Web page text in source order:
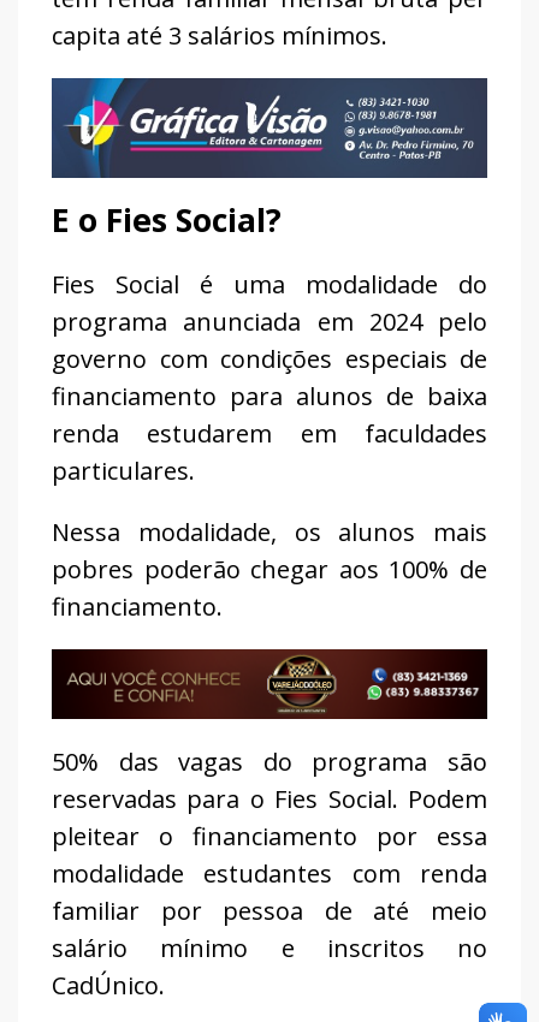
capita até 3 salários mínimos.
E o Fies Social?
Fies Social é uma modalidade do
programa anunciada em 2024 pelo
governo com condições especiais de
financiamento para alunos de baixa
renda estudarem em faculdades
particulares.
Nessa modalidade, os alunos mais
pobres poderão chegar aos 100% de
financiamento.
50% das vagas do programa são
reservadas para o Fies Social. Podem
pleitear o financiamento por essa
modalidade estudantes com renda
familiar por pessoa de até meio
salário mínimo e inscritos no
CadÚnico.